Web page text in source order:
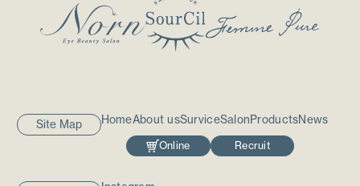
Site Map
Home
Home
About usSurviceSalonProductsNews
Online
Online
Recruit
Recruit